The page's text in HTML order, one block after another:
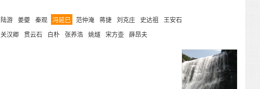
陆游 姜夔 秦观 冯延巳 范仲淹 蒋捷 刘克庄 史达祖 王安石
关汉卿 贯云石 白朴 张养浩 姚燧 宋方壶 薛昂夫